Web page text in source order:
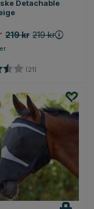
Detachable
219 kr 219 kr
(21)